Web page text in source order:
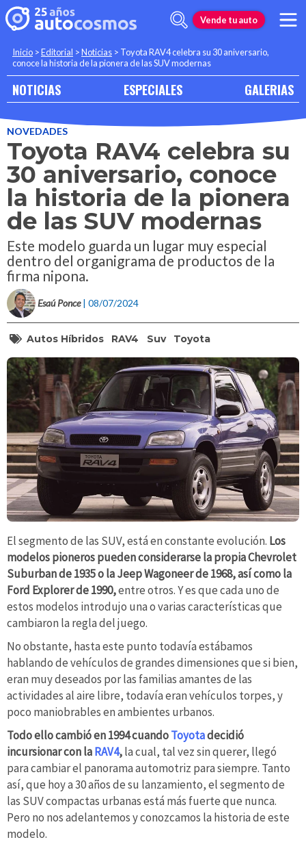
Vende tu auto
Inicio >Editorial >Noticias > Toyota RAV4 celebra su 30 aniversario,
conoce la historia de la pionera de las SUV modernas
NOTICIAS ESPECIALES GALERIAS
NOVEDADES
Toyota RAV4 celebra su
30 aniversario, conoce
la historia de la pionera
de las SUV modernas
Este modelo guarda un lugar muy especial
dentro del organigrama de productos de la
firma nipona.
Esaú Ponce | 08/07/2024
Autos Híbridos RAV4 Suv Toyota
El segmento de las SUV, está en constante evolución. Los
modelos pioneros pueden considerarse la propia Chevrolet
Suburban de 1935 o la Jeep Wagoneer de 1968, así como la
Ford Explorer de 1990,entre otros. Y es que cada uno de
estos modelos introdujo una o varias características que
cambiaron la regla del juego.
No obstante, hasta este punto todavía estábamos
hablando de vehículos de grandes dimensiones que si bien,
eran muy deseados por las familias amantes de las
actividades al aire libre, todavía eran vehículos torpes, y
poco maniobrables en ambientes urbanos.
Todo ello cambió en 1994 cuandoToyotadecidió
incursionar con laRAV4,la cual, tal vez sin querer, llegó
para cambiar el panorama automotriz para siempre. Tanto
así, que hoy a 30 años de su lanzamiento, el segmento de
las SUV compactas urbanas está más fuerte que nunca.
Pero no nos adelantemos y conozcamos la historia de este
modelo.